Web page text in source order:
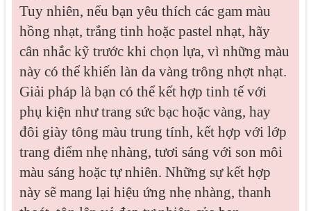
Tuy nhiên, nếu bạn yêu thích các gam màu
hồng nhạt, trắng tinh hoặc pastel nhạt, hãy
cân nhắc kỹ trước khi chọn lựa, vì những màu
này có thể khiến làn da vàng trông nhợt nhạt.
Giải pháp là bạn có thể kết hợp tinh tế với
phụ kiện như trang sức bạc hoặc vàng, hay
đôi giày tông màu trung tính, kết hợp với lớp
trang điểm nhẹ nhàng, tươi sáng với son môi
màu sáng hoặc tự nhiên. Những sự kết hợp
này sẽ mang lại hiệu ứng nhẹ nhàng, thanh